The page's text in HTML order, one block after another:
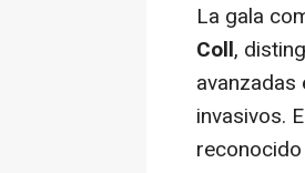
La gala
Coll,
invasivos.